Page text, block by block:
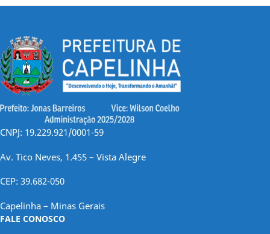
CNPJ: 19.229.921/0001-59
Av. Tico Neves, 1.455 – Vista Alegre
CEP: 39.682-050
Capelinha – Minas Gerais
FALE CONOSCO